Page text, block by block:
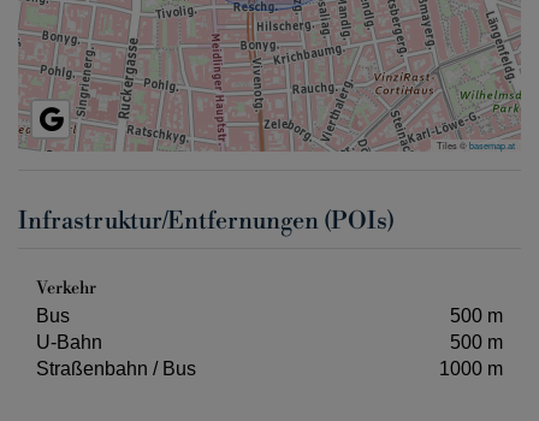
Tiles ©basemap.at
Infrastruktur/Entfernungen (POIs)
Verkehr
Bus
500 m
U-Bahn
500 m
Straßenbahn / Bus
1000 m